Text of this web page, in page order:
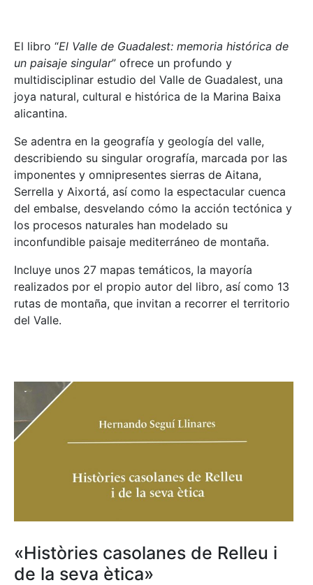
El libro “El Valle de Guadalest: memoria histórica de
un paisaje singular” ofrece un profundo y
multidisciplinar estudio del Valle de Guadalest, una
joya natural, cultural e histórica de la Marina Baixa
alicantina.
Se adentra en la geografía y geología del valle,
describiendo su singular orografía, marcada por las
imponentes y omnipresentes sierras de Aitana,
Serrella y Aixortá, así como la espectacular cuenca
del embalse, desvelando cómo la acción tectónica y
los procesos naturales han modelado su
inconfundible paisaje mediterráneo de montaña.
Incluye unos 27 mapas temáticos, la mayoría
realizados por el propio autor del libro, así como 13
rutas de montaña, que invitan a recorrer el territorio
del Valle.
«Històries casolanes de Relleu i
de la seva ètica»